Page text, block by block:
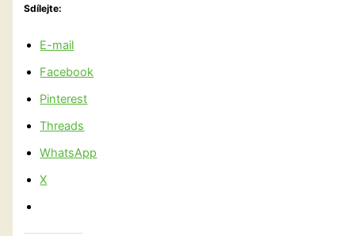
Sdílejte:
E-mail
Facebook
Pinterest
Threads
WhatsApp
X